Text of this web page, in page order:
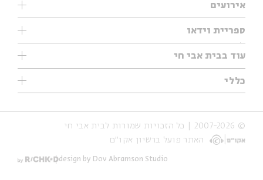
אירועים
עיון
אנגלית
נוער
סדרות
אירועי עבר
אירועים בירושלים
ספריית וידאו
ילדים
מוזיקה
עיון
מיוחדים
עוד בבית אבי חי
תערוכות
מיוחדים
כללי
אודות
הצהרת נגישות
תנאי שימוש והצהרת פרטיות
© 2007-2026 | כל הזכויות שמורות לבית אבי חי
האתר פועל ברשיון אקו״ם
design by Dov Abramson Studio